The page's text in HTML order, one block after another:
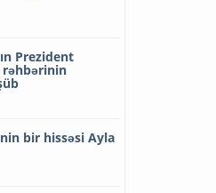
Prezident
rəhbərinin
bir hissəsi Ayla